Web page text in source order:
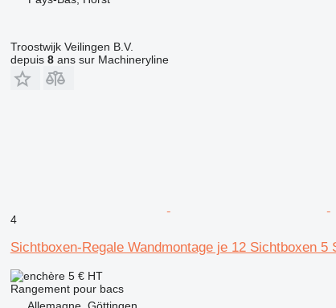
Troostwijk Veilingen B.V.
depuis 8ans sur Machineryline
4
Sichtboxen-Regale Wandmontage je 12 Sichtboxen 5
5 € HT
Rangement pour bacs